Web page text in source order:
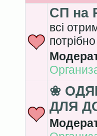
СП на
всі
❀
ДЛЯ